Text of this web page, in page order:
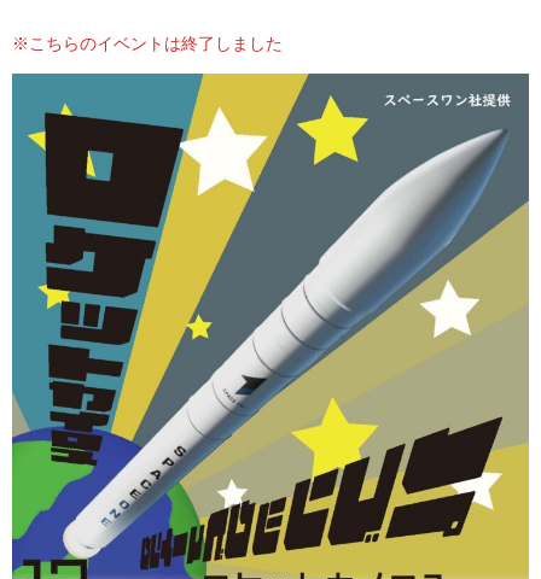
※こちらのイベントは終了しました